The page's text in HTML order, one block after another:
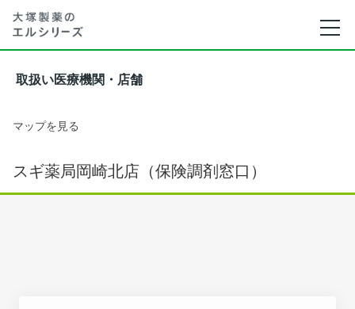
取扱い医療機関・店舗
マップを見る
スギ薬局岡崎北店（保険調剤窓口）